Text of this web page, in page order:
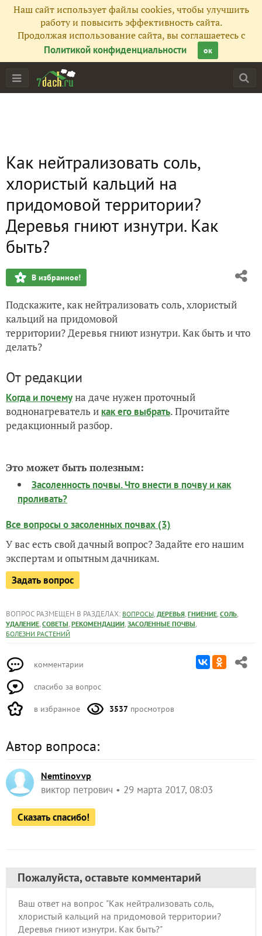
Наш сайт использует файлы cookies, чтобы улучшить
работу и повысить эффективность сайта.
Продолжая использование сайта, вы соглашаетесь с
Политикой конфиденциальности
ок
Как нейтрализовать соль,
хлористый кальций на
придомовой территории?
Деревья гниют изнутри. Как
быть?
В избранное!
Подскажите, как нейтрализовать соль, хлористый
кальций на придомовой
территории? Деревья гниют изнутри. Как быть и что
делать?
От редакции
Когда и почемуна даче нужен проточный
воднонагреватель и как его выбрать. Прочитайте
редакционный разбор.
Это может быть полезным:
Засоленность почвы. Что внести в почву и как
проливать?
Все вопросы о засоленных почвах (3)
У вас есть свой дачный вопрос? Задайте его нашим
экспертам и опытным дачникам.
Задать вопрос
ВОПРОС РАЗМЕЩЕН В РАЗДЕЛАХ: ВОПРОСЫ, ДЕРЕВЬЯ, ГНИЕНИЕ, СОЛЬ,
УДАЛЕНИЕ, СОВЕТЫ, РЕКОМЕНДАЦИИ, ЗАСОЛЕННЫЕ ПОЧВЫ,
БОЛЕЗНИ РАСТЕНИЙ
комментарии
спасибо за вопрос
в избранное 3537 просмотров
Автор вопроса:
Nemtinovvp
виктор петрович 29 марта 2017, 08:03
Сказать спасибо!
Пожалуйста, оставьте комментарий